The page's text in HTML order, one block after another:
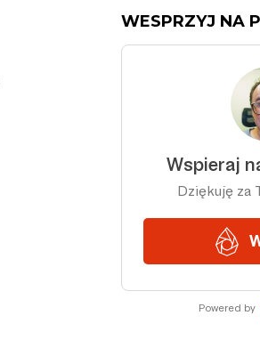
WESPRZYJ NA